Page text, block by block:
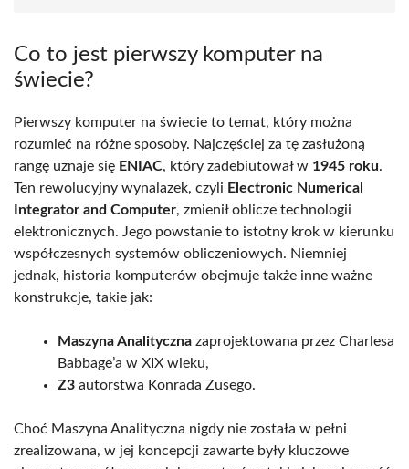
Co to jest pierwszy komputer na
świecie?
Pierwszy komputer na świecie to temat, który można
rozumieć na różne sposoby. Najczęściej za tę zasłużoną
rangę uznaje się ENIAC, który zadebiutował w 1945 roku.
Ten rewolucyjny wynalazek, czyli Electronic Numerical
Integrator and Computer, zmienił oblicze technologii
elektronicznych. Jego powstanie to istotny krok w kierunku
współczesnych systemów obliczeniowych. Niemniej
jednak, historia komputerów obejmuje także inne ważne
konstrukcje, takie jak:
Maszyna Analityczna zaprojektowana przez Charlesa
Babbage’a w XIX wieku,
Z3 autorstwa Konrada Zusego.
Choć Maszyna Analityczna nigdy nie została w pełni
zrealizowana, w jej koncepcji zawarte były kluczowe